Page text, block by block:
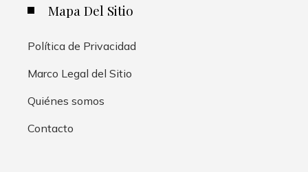
Mapa Del Sitio
Política de Privacidad
Marco Legal del Sitio
Quiénes somos
Contacto